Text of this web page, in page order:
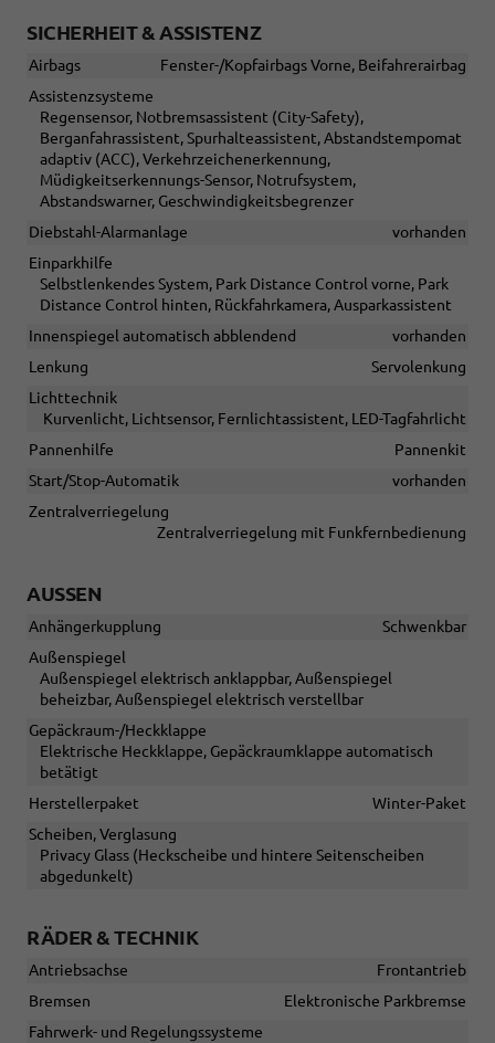
SICHERHEIT & ASSISTENZ
Airbags
Fenster-/Kopfairbags Vorne, Beifahrerairbag
Assistenzsysteme
Regensensor, Notbremsassistent (City-Safety),
Berganfahrassistent, Spurhalteassistent, Abstandstempomat
adaptiv (ACC), Verkehrzeichenerkennung,
Müdigkeitserkennungs-Sensor, Notrufsystem,
Abstandswarner, Geschwindigkeitsbegrenzer
Diebstahl-Alarmanlage
vorhanden
Einparkhilfe
Selbstlenkendes System, Park Distance Control vorne, Park
Distance Control hinten, Rückfahrkamera, Ausparkassistent
Innenspiegel automatisch abblendend
vorhanden
Lenkung
Servolenkung
Lichttechnik
Kurvenlicht, Lichtsensor, Fernlichtassistent, LED-Tagfahrlicht
Pannenhilfe
Pannenkit
Start/Stop-Automatik
vorhanden
Zentralverriegelung
Zentralverriegelung mit Funkfernbedienung
AUSSEN
Anhängerkupplung
Schwenkbar
Außenspiegel
Außenspiegel elektrisch anklappbar, Außenspiegel
beheizbar, Außenspiegel elektrisch verstellbar
Gepäckraum-/Heckklappe
Elektrische Heckklappe, Gepäckraumklappe automatisch
betätigt
Herstellerpaket
Winter-Paket
Scheiben, Verglasung
Privacy Glass (Heckscheibe und hintere Seitenscheiben
abgedunkelt)
RÄDER & TECHNIK
Antriebsachse
Frontantrieb
Bremsen
Elektronische Parkbremse
Fahrwerk- und Regelungssysteme